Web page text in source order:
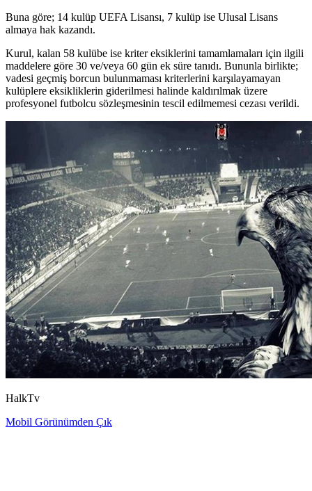
Buna göre; 14 kulüp UEFA Lisansı, 7 kulüp ise Ulusal Lisans
almaya hak kazandı.
Kurul, kalan 58 kulübe ise kriter eksiklerini tamamlamaları için ilgili
maddelere göre 30 ve/veya 60 gün ek süre tanıdı. Bununla birlikte;
vadesi geçmiş borcun bulunmaması kriterlerini karşılayamayan
kulüplere eksikliklerin giderilmesi halinde kaldırılmak üzere
profesyonel futbolcu sözleşmesinin tescil edilmemesi cezası verildi.
HalkTv
Mobil Görünümden Çık